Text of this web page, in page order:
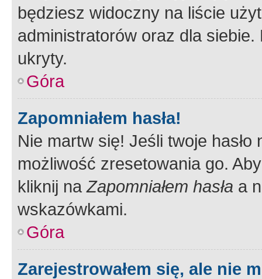
będziesz widoczny na liście
administratorów oraz dla
ukryty.
Góra
Zapomniałem hasła!
Nie martw się! Jeśli twoje
możliwość zresetowania go.
kliknij naZapomniałem hasła a
wskazówkami.
Góra
Zarejestrowałem się, ale nie